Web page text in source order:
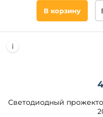
В корзину
Светодиодный